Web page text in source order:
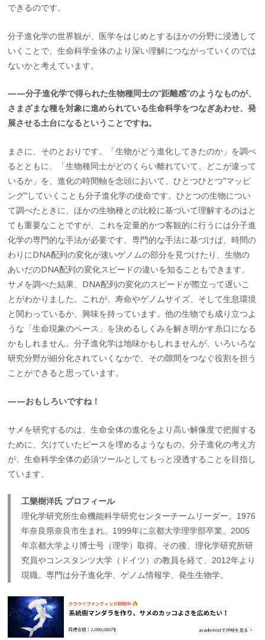
できるのです。
分子進化学の世界観が、医学をはじめとするほかの分野に浸透して
いくことで、生命科学全体のより深い理解につながっていくのでは
ないかと考えています。
——分子進化学で得られた生物種同士の“距離感”のようなものが、
さまざまな種を対象に進められている生命科学をつなぎあわせ、発
展させる土台になるということですね。
まさに、そのとおりです。「生物がどう進化してきたのか」を調べ
るとともに、「生物種同士がどのくらい離れていて、どこが違って
いるか」を、進化の時間軸を念頭において、ひとつひとつ“マッピ
ング”していくことも分子進化学の使命です。ひとつの生物につい
て調べたときに、ほかの生物種との比較に基づいて理解するのはと
ても重要なことですが、これを定量的かつ客観的に行うには分子進
化学の専門的な手法が必要です。専門的な手法に基づけば、時間の
わりにDNA配列の変化が速いゲノムの部分を見つけたり、生物の
あいだのDNA配列の変化スピードの違いを知ることもできます。
サメを調べた結果、DNA配列の変化のスピードが際立って遅いこ
とがわかりました。これが、寿命やゲノムサイズ、そして生息環境
と関わっているか、興味を持っています。他の生物でも成り立つよ
うな「生命現象のペース」を決めるしくみを解き明かす糸口になる
かもしれません。分子進化学は地味かもしれませんが、いろいろな
研究分野が細分化されていくなかで、その隙間をつなぐ役割を担う
ことができると思っています。
——おもしろいですね！
サメを研究するのは、生命全体の進化をより高い解像度で把握する
ために、欠けていたピースを埋めるようなもの。分子進化の考え方
が、生命科学全体の必須ツールとしてもっと浸透することを目指し
ています。
工樂樹洋氏 プロフィール
理化学研究所生命機能科学研究センターチームリーダー。1976
年奈良県奈良市生まれ。1999年に京都大学理学部卒業。2005
年京都大学より博士号（理学）取得。その後、理化学研究所研
究員やコンスタンツ大学（ドイツ）の教員を経て、2012年より
現職。専門は分子進化学、ゲノム情報学、発生生物学。